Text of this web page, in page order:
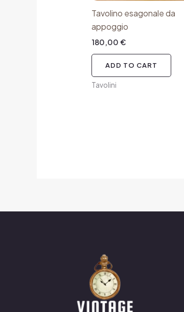
Tavolino esagonale da
appoggio
180,00 €
ADD TO CART
Tavolini